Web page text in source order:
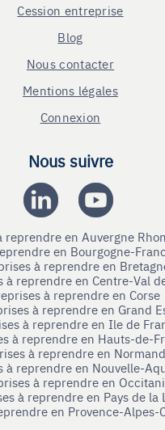
Cession entreprise
Blog
Nous contacter
Mentions légales
Connexion
Nous suivre
reprendre en Auvergne
en Bourgogne-
à reprendre en
à reprendre en Centre-Val
à reprendre en Corse
à reprendre en Grand
à reprendre en Ile de
à reprendre en Hauts-de-
à reprendre en
à reprendre en Nouvelle-
à reprendre en
à reprendre en Pays de la
en Provence-Alpes-